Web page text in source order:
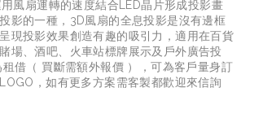
風扇運轉的速度結合LED晶片形成投影畫
影的一種，3D風扇的全息投影是沒有邊框
現投影效果創造有趣的吸引力，適用在百貨
場、酒吧、火車站標牌展示及戶外廣告投
借（ 買斷需額外報價 ），可為客戶量身訂
，如有更多方案需客製都歡迎來信詢